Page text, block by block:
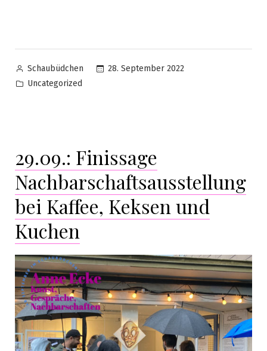
Schaubüdchen
28. September 2022
Uncategorized
29.09.: Finissage
Nachbarschaftsausstellung
bei Kaffee, Keksen und
Kuchen